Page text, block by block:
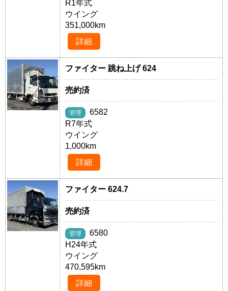
R1年式
ウイング
351,000km
詳細
ファイター 跳ね上げ 624
売約済
管理
6582
R7年式
ウイング
1,000km
詳細
ファイター 624.7
売約済
管理
6580
H24年式
ウイング
470,595km
詳細